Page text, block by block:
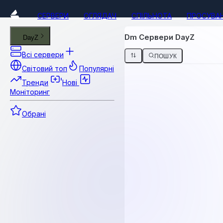
СЕРВЕРИ ОГЛЯДАЧ СПІЛЬНОТА
DayZ
Всі сервери
Світовий топ
Популярні
Тренди
Нові
Моніторинг
Обрані
Dm Сервери DayZ
ПОШУК